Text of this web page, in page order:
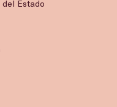
del Estado